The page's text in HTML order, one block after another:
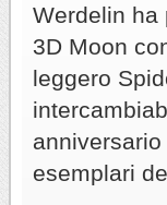
Werdelin ha
3D Moon
leggero
esemplari